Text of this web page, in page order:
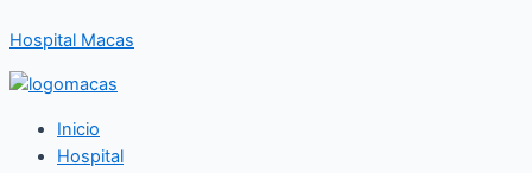
al
contenido
Hospital Macas
Inicio
Hospital